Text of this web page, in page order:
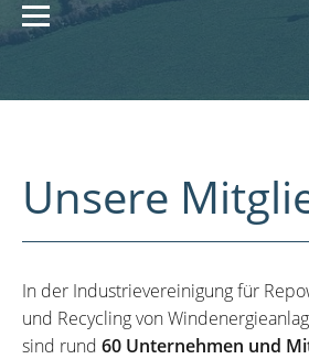
Unsere
In der Industrievereinigung für
und Recycling von
sind rund 60 Unternehmen und